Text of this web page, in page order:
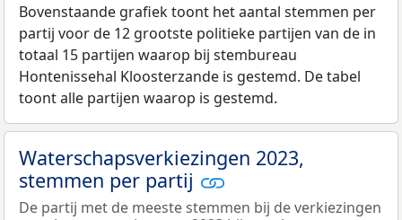
Bovenstaande grafiek toont het aantal stemmen per
partij voor de 12 grootste politieke partijen van de in
totaal 15 partijen waarop bij stembureau
Hontenissehal Kloosterzande is gestemd. De tabel
toont alle partijen waarop is gestemd.
Waterschapsverkiezingen 2023,
stemmen per partij
De partij met de meeste stemmen bij de verkiezingen